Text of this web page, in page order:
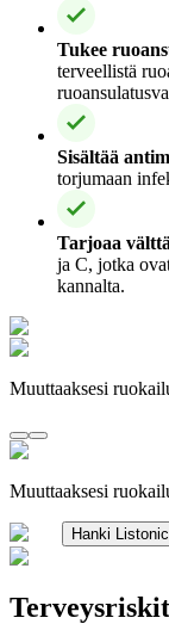
Tukee
terveellistä
Sisältää
torjumaan
Tarjoaa
ja C, jotka
kannalta.
Muuttaaksesi
Muuttaaksesi
Hanki Listonic
Terveysriskit